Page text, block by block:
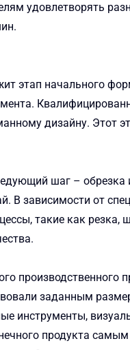
удовлетворять
этап начального
дизайну. Этот
шаг –
В зависимости от
такие как резка,
производственного
заданным
инструменты,
продукта